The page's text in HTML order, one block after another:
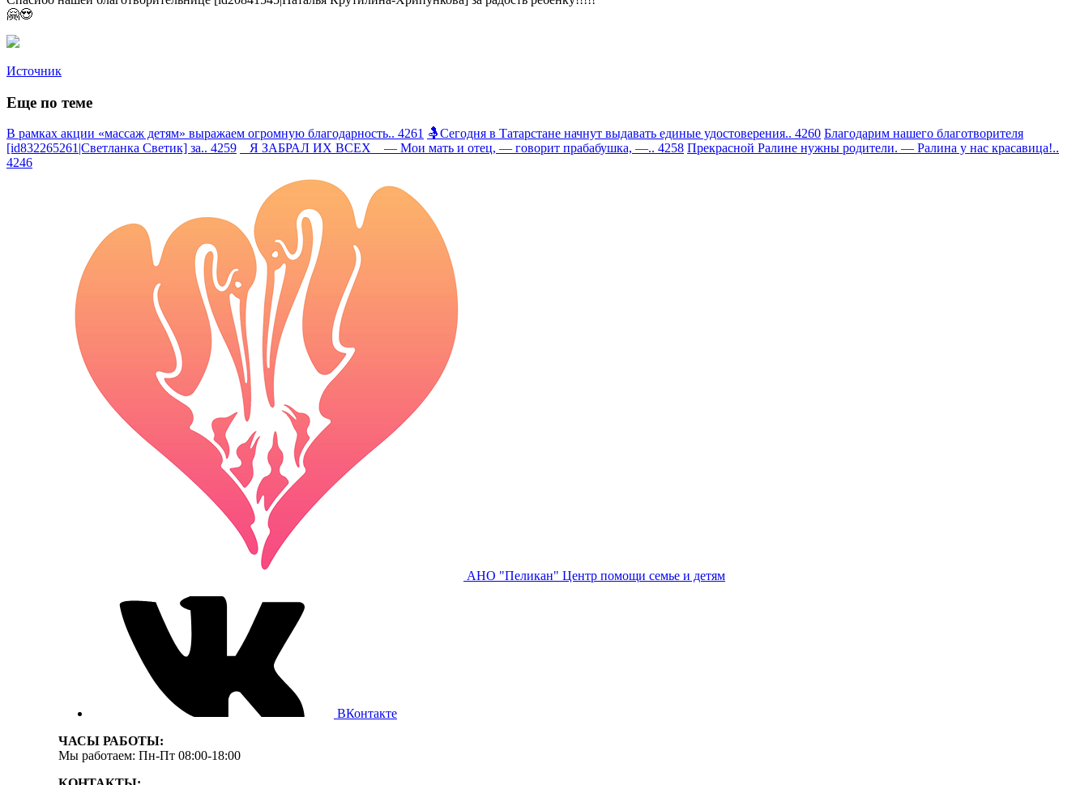
🤗😍
Источник
Еще по теме
В рамках акции «массаж детям» выражаем огромную благодарность.. 4261 🤱Сегодня в Татарстане начнут выдавать единые удостоверения.. 4260 Благодарим нашего благотворителя
[id832265261|Светланка Светик] за.. 4259
Я ЗАБРАЛ ИХ ВСЕХ — Мои мать и отец, — говорит прабабушка, —.. 4258 Прекрасной Ралине нужны родители. — Ралина у нас красавица!..
4246
АНО "Пеликан" Центр помощи семье и детям
ВКонтакте
ЧАСЫ РАБОТЫ:
Мы работаем: Пн-Пт 08:00-18:00